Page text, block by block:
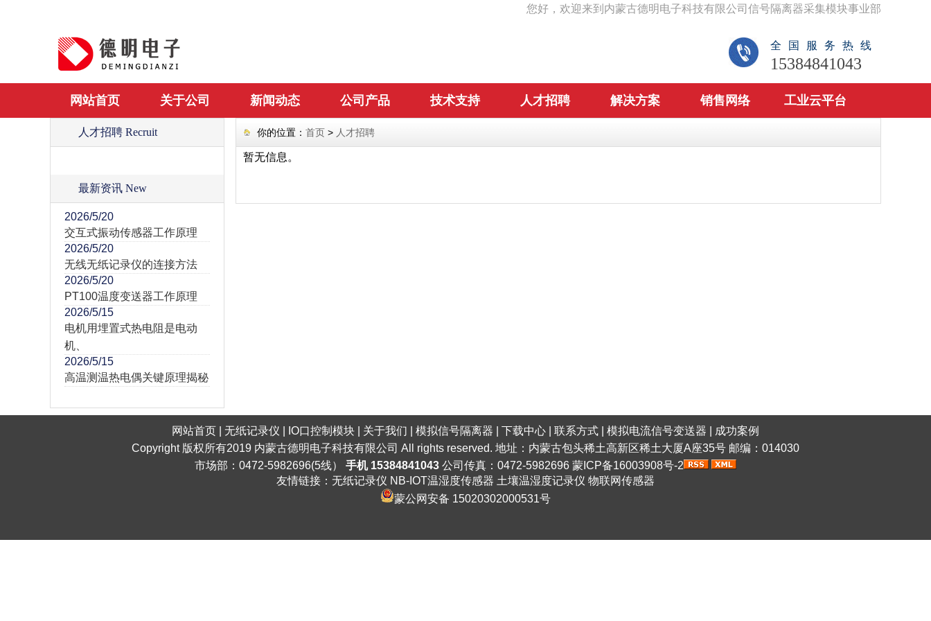
您好，欢迎来到内蒙古德明电子科技有限公司信号隔离器采集模块事业部
全国服务热线
15384841043
网站首页 关于公司 新闻动态 公司产品 技术支持 人才招聘 解决方案 销售网络 工业云平台
人才招聘 Recruit
最新资讯 New
2026/5/20
交互式振动传感器工作原理
2026/5/20
无线无纸记录仪的连接方法
2026/5/20
PT100温度变送器工作原理
2026/5/15
电机用埋置式热电阻是电动
机、
2026/5/15
高温测温热电偶关键原理揭秘
你的位置： 首页 > 人才招聘
暂无信息。
网站首页 无纸记录仪 IO口控制模块 关于我们 模拟信号隔离器 下载中心 联系方式 模拟电流信号变送器
成功案例
Copyright 版权所有2019 内蒙古德明电子科技有限公司 All rights reserved. 地址：内蒙古包头稀土高新区稀土大厦A座35号 邮编：014030
市场部：0472-5982696(5线） 手机 15384841043 公司传真：0472-5982696 蒙ICP备16003908号-2
友情链接： 无纸记录仪 NB-IOT温湿度传感器 土壤温湿度记录仪 物联网传感器
蒙公网安备 15020302000531号